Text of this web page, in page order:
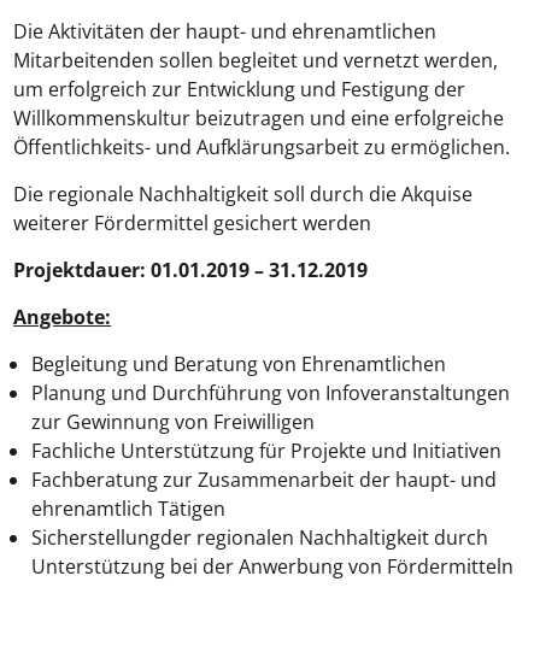
Die Aktivitäten der haupt- und ehrenamtlichen
Mitarbeitenden sollen begleitet und vernetzt werden,
um erfolgreich zur Entwicklung und Festigung der
Willkommenskultur beizutragen und eine erfolgreiche
Öffentlichkeits- und Aufklärungsarbeit zu ermöglichen.
Die regionale Nachhaltigkeit soll durch die Akquise
weiterer Fördermittel gesichert werden
Projektdauer: 01.01.2019 – 31.12.2019
Angebote:
Begleitung und Beratung von Ehrenamtlichen
Planung und Durchführung von Infoveranstaltungen
zur Gewinnung von Freiwilligen
Fachliche Unterstützung für Projekte und Initiativen
Fachberatung zur Zusammenarbeit der haupt- und
ehrenamtlich Tätigen
Sicherstellungder regionalen Nachhaltigkeit durch
Unterstützung bei der Anwerbung von Fördermitteln